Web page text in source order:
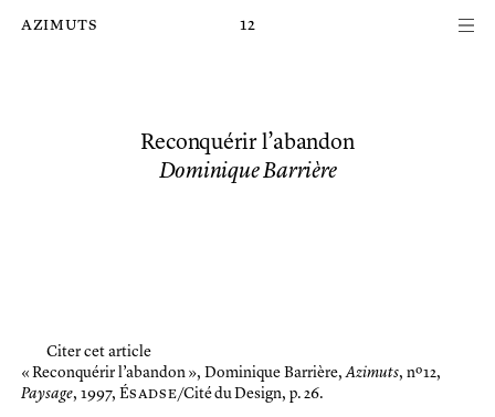
azimuts 12
Reconquérir l’abandon
Dominique Barrière
Citer cet article
« Reconquérir l’abandon », Dominique Barrière,Azimuts, nº 12,
Paysage, 1997, Ésadse/Cité du Design, p. 26.